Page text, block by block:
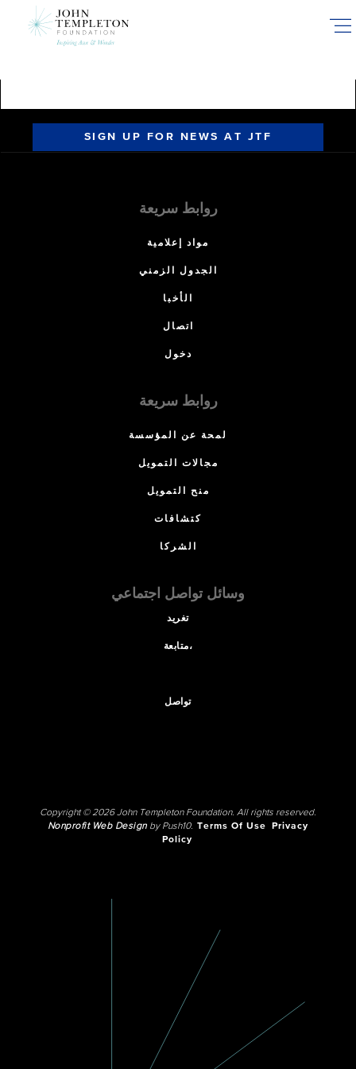
SIGN UP FOR NEWS AT JTF
روابط سريعة
مواد إعلامية
الجدول الزمني
الأخبا
اتصال
دخول
روابط سريعة
لمحة عن المؤسسة
مجالات التمويل
منح التمويل
كتشافات
الشركا
وسائل تواصل اجتماعي
تغريد
متابعة،
تواصل
Copyright © 2026 John Templeton Foundation. All rights reserved.
Nonprofit Web Designby Push10. Terms Of Use
Privacy
Policy